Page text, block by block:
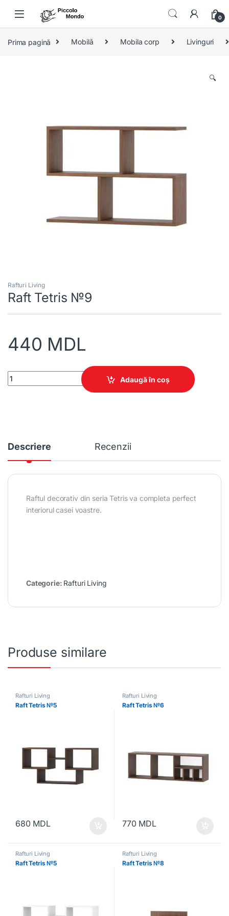
0
Prima pagină Mobilă Mobila corp Livinguri
🔍
Rafturi Living
Raft Tetris №9
440 MDL
Raft Tetris №9 quantity
Adaugă în coș
Descriere Recenzii
Raftul decorativ din seria Tetris va completa perfect
interiorul casei voastre.
Categorie: Rafturi Living
Produse similare
Rafturi Living
Raft Tetris №5
680 MDL
Rafturi Living
Raft Tetris №6
770 MDL
Rafturi Living
Raft Tetris №5
Rafturi Living
Raft Tetris №8